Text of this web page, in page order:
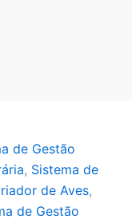
de Gestão
, Sistema de
de Aves,
de Gestão